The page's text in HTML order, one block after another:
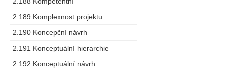
2.189 Komplexnost projektu
2.190 Koncepční návrh
2.191 Konceptuální hierarchie
2.192 Konceptuální návrh